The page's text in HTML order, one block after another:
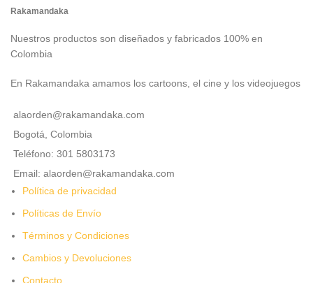
Rakamandaka
Nuestros productos son diseñados y fabricados 100% en
Colombia
En Rakamandaka amamos los cartoons, el cine y los videojuegos
alaorden@rakamandaka.com
Bogotá, Colombia
Teléfono: 301 5803173
Email: alaorden@rakamandaka.com
Política de privacidad
Políticas de Envío
Términos y Condiciones
Cambios y Devoluciones
Contacto